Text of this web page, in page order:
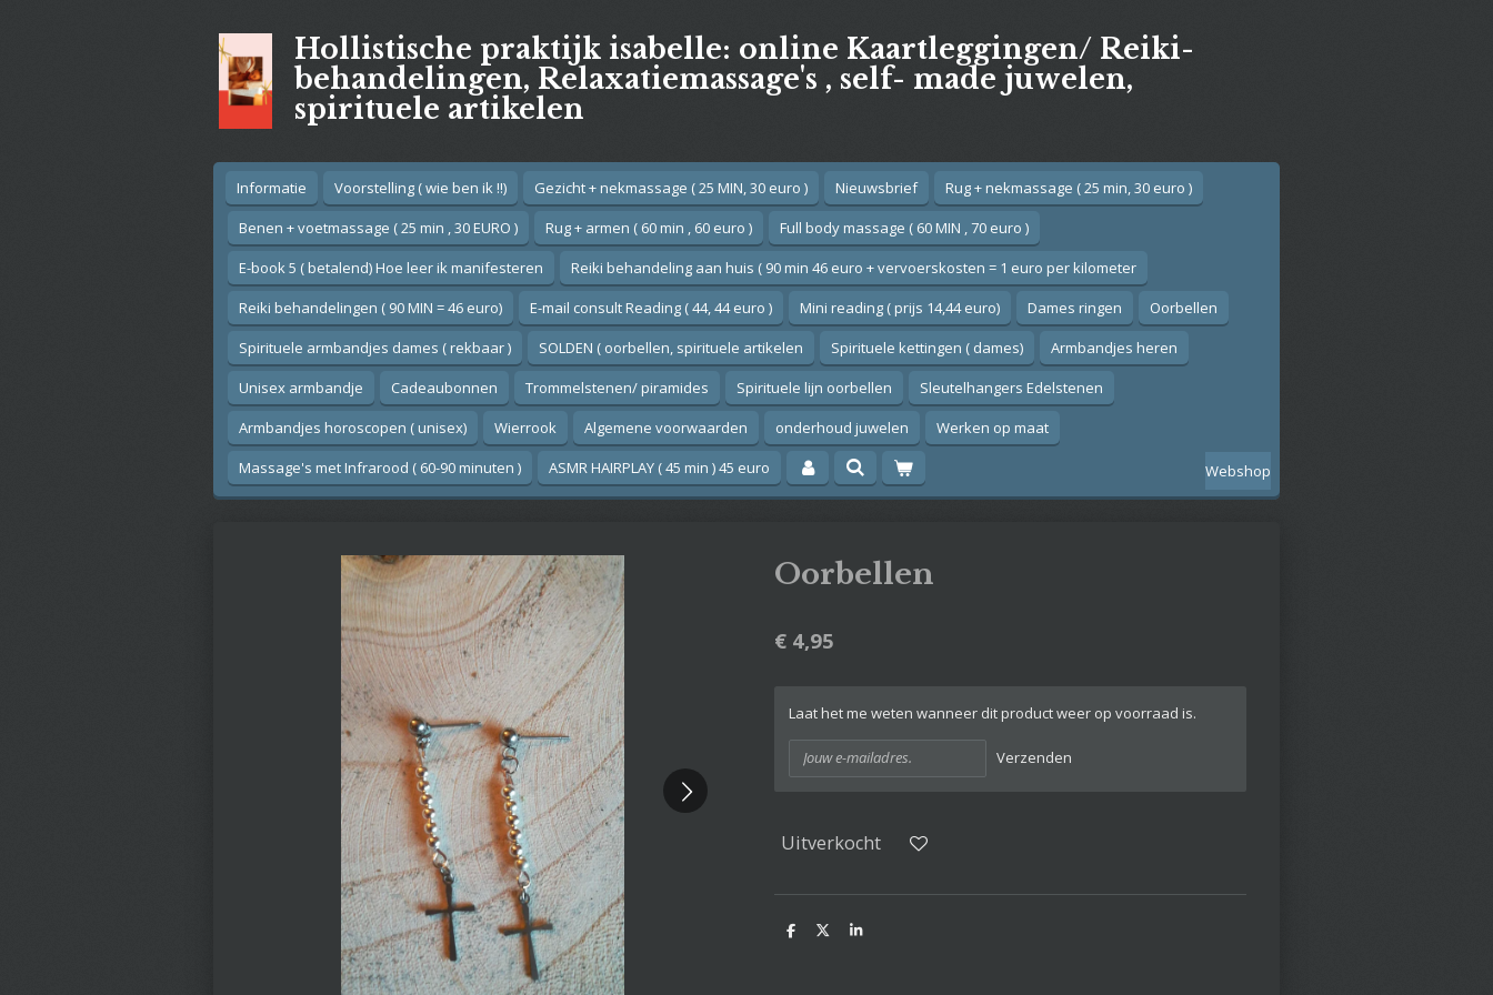
Hollistische praktijk isabelle: online Kaartleggingen/ Reiki-
behandelingen, Relaxatiemassage's , self- made juwelen,
spirituele artikelen
Informatie Voorstelling ( wie ben ik !!) Gezicht + nekmassage ( 25 MIN, 30 euro ) Nieuwsbrief
Rug + nekmassage ( 25 min, 30 euro )
Benen + voetmassage ( 25 min , 30 EURO )
Rug + armen ( 60 min , 60 euro )
Full body massage ( 60 MIN , 70 euro )
E-book 5 ( betalend) Hoe leer ik manifesteren
Reiki behandeling aan huis ( 90 min 46 euro + vervoerskosten = 1 euro per kilometer
Reiki behandelingen ( 90 MIN = 46 euro)
E-mail consult Reading ( 44, 44 euro ) Mini reading ( prijs 14,44 euro) Dames ringen
Oorbellen
Spirituele armbandjes dames ( rekbaar )
SOLDEN ( oorbellen, spirituele artikelen Spirituele kettingen ( dames)
Armbandjes heren
Unisex armbandje
Cadeaubonnen Trommelstenen/ piramides Spirituele lijn oorbellen
Sleutelhangers Edelstenen
Armbandjes horoscopen ( unisex)
Wierrook Algemene voorwaarden onderhoud juwelen
Werken op maat
Massage's met Infrarood ( 60-90 minuten )
ASMR HAIRPLAY ( 45 min ) 45 euro Webshop
Oorbellen
€ 4,95
Laat het me weten wanneer dit product weer op voorraad is.
Verzenden
Uitverkocht
D
D
S